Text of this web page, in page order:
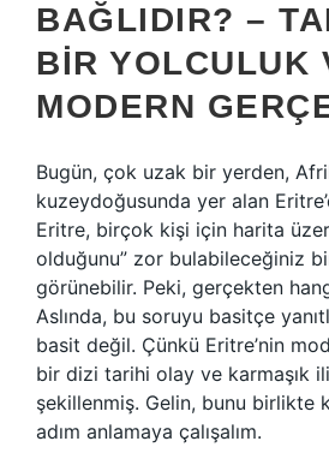
BAĞLIDIR? –
BIR YOLCULUK
MODERN
Bugün, çok uzak bir yerden,
kuzeydoğusunda yer alan
Eritre, birçok kişi için harita
olduğunu” zor bulabileceğiniz
görünebilir. Peki, gerçekten
Aslında, bu soruyu basitçe
basit değil. Çünkü Eritre’nin
bir dizi tarihi olay ve karmaşık
şekillenmiş. Gelin, bunu birlikte
adım anlamaya çalışalım.